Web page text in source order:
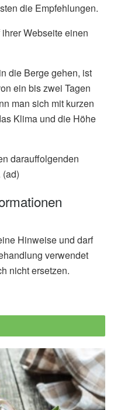
die Empfehlungen.
Webseite einen
die Berge gehen, ist
ein bis zwei Tagen
man sich mit kurzen
Klima und die Höhe
darauffolgenden
Hinweise und darf
verwendet
nicht ersetzen.